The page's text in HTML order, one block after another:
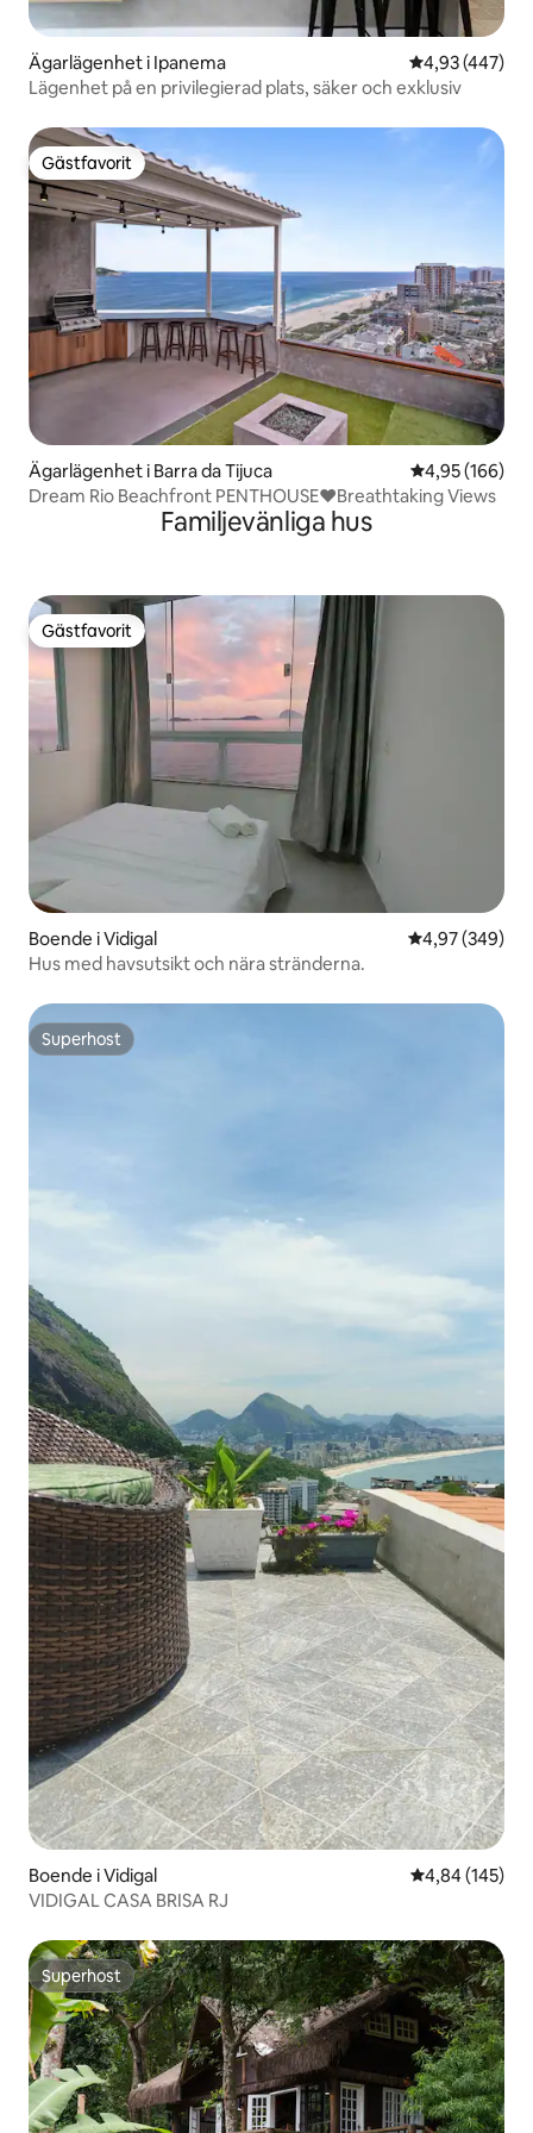
Ägarlägenhet i Ipanema 4,93 av 5 i
4,93 (447)
Lägenhet på en privilegierad plats, säker och exklusiv
Gästfavorit
Gästfavorit
Ägarlägenhet i Barra da Tijuca 4,95 av 5 i
4,95 (166)
Dream Rio Beachfront PENTHOUSE❤️Breathtaking Views
Familjevänliga hus
Gästfavorit
Gästfavorit
Boende i Vidigal 4,97 av 5 i
4,97 (349)
Hus med havsutsikt och nära stränderna.
Superhost
Superhost
Boende i Vidigal 4,84 av 5 i
4,84 (145)
VIDIGAL CASA BRISA RJ
Superhost
Superhost